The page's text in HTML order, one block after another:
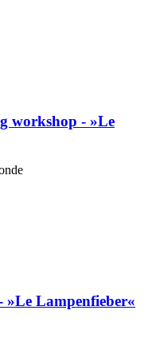
workshop - »Le
»Le Lampenfieber«